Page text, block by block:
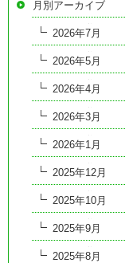
月別アーカイブ
2026年7月
2026年5月
2026年4月
2026年3月
2026年1月
2025年12月
2025年10月
2025年9月
2025年8月